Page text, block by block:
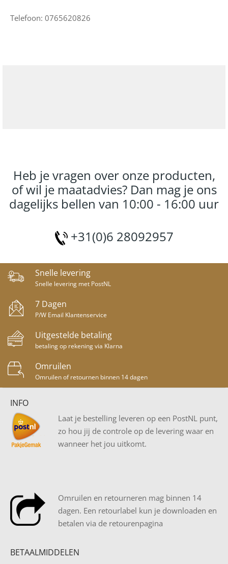
Telefoon: 0765620826
Heb je vragen over onze producten,
of wil je maatadvies? Dan mag je ons
dagelijks bellen van 10:00 - 16:00 uur
+31(0)6 28092957
Snelle levering
Snelle levering met PostNL
7 Dagen
P/W Email Klantenservice
Uitgestelde betaling
betaling op rekening via Klarna
Omruilen
Omruilen of retournen binnen 14 dagen
INFO
Laat je bestelling leveren op een PostNL punt,
zo hou jij de controle op de levering waar en
wanneer het jou uitkomt.
Omruilen en retourneren mag binnen 14
dagen. Een retourlabel kun je downloaden en
betalen via de retourenpagina
BETAALMIDDELEN